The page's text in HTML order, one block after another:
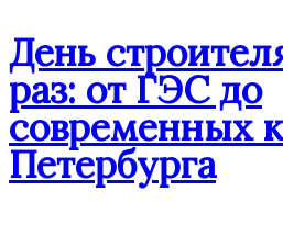
День
раз: от ГЭС до
современных
Петербурга